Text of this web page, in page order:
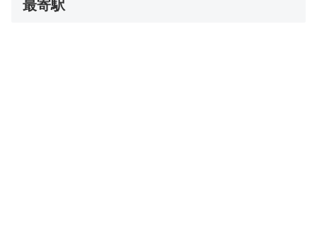
最寄駅